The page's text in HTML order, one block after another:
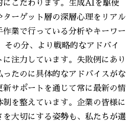
にこだわります。生成AIを駆使
ターゲット層の深層心理をリアル
作業で行っている分析やキーワー
その分、より戦略的なアドバイ
注力しています。失敗例にあり
ったのに具体的なアドバイスがな
サポートを通じて常に最新の情
を整えています。企業の皆様に
大切にする姿勢も、私たちが選